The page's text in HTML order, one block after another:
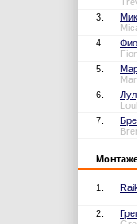
3.
4.
5.
6.
7.
1.
2.